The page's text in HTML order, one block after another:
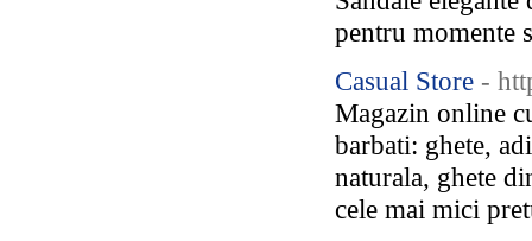
pentru momente
Casual Store -
Magazin online
barbati: ghete,
naturala, ghete
cele mai mici